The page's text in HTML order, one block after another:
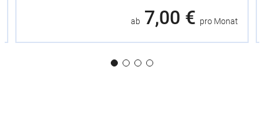
ab 7,00 € pro Monat